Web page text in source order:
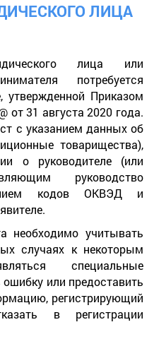
ЛИЦА
лица или
потребуется
Приказом
от 31 августа 2020 года.
с указанием данных об
товарищества),
о руководителе (или
руководство
кодов ОКВЭД и
необходимо учитывать
случаях к некоторым
специальные
или предоставить
регистрирующий
в регистрации